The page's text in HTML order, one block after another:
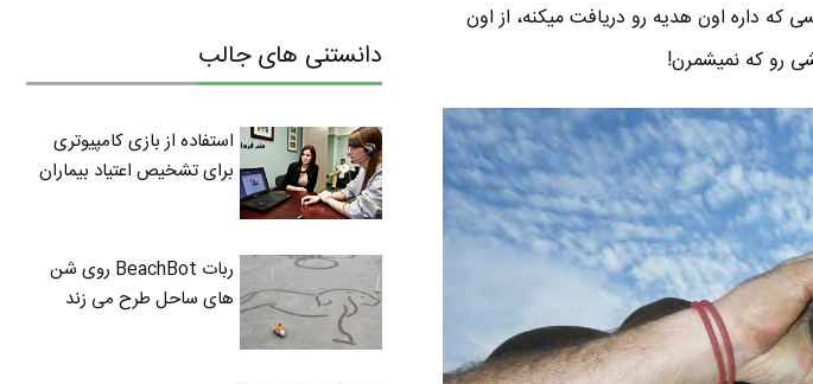
که داره اون هدیه رو دریافت میکنه، از اون
رو که نمیشمرن!
دانستنی های جالب
استفاده از بازی کامپیوتری
برای تشخیص اعتیاد بیماران
ربات BeachBot روی شن
های ساحل طرح می زند